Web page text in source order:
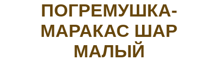
ПОГРЕМУШКА-
МАРАКАС ШАР
МАЛЫЙ